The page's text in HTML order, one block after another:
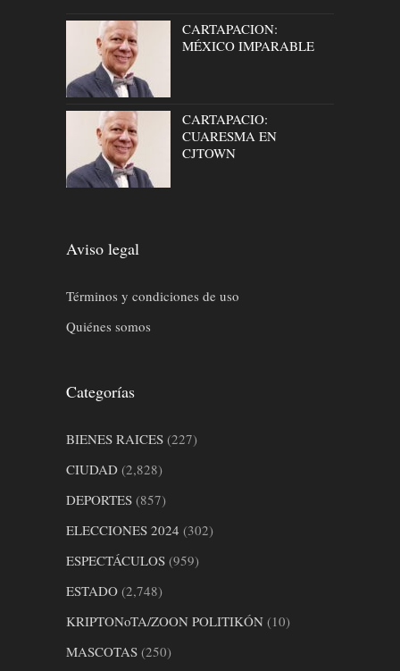
CARTAPACION:
MÉXICO IMPARABLE
CARTAPACIO:
CUARESMA EN
CJTOWN
Aviso legal
Términos y condiciones de uso
Quiénes somos
Categorías
BIENES RAICES (227)
CIUDAD (2,828)
DEPORTES (857)
ELECCIONES 2024 (302)
ESPECTÁCULOS (959)
ESTADO (2,748)
KRIPTONoTA/ZOON POLITIKÓN (10)
MASCOTAS (250)